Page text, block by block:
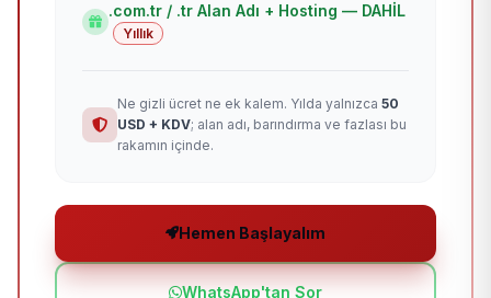
.com.tr / .tr Alan Adı + Hosting — DAHİL
Yıllık
Ne gizli ücret ne ek kalem. Yılda yalnızca 50
USD + KDV; alan adı, barındırma ve fazlası bu
rakamın içinde.
Hemen Başlayalım
WhatsApp'tan Sor